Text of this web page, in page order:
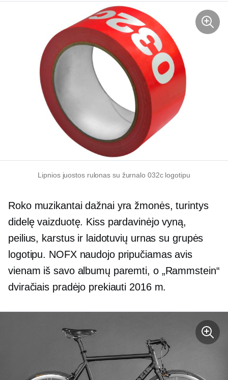
Lipnios juostos rulonas su žurnalo 032с logotipu
Roko muzikantai dažnai yra žmonės, turintys
didelę vaizduotę. Kiss pardavinėjo vyną,
peilius, karstus ir laidotuvių urnas su grupės
logotipu. NOFX naudojo pripučiamas avis
vienam iš savo albumų paremti, o „Rammstein“
dviračiais pradėjo prekiauti 2016 m.